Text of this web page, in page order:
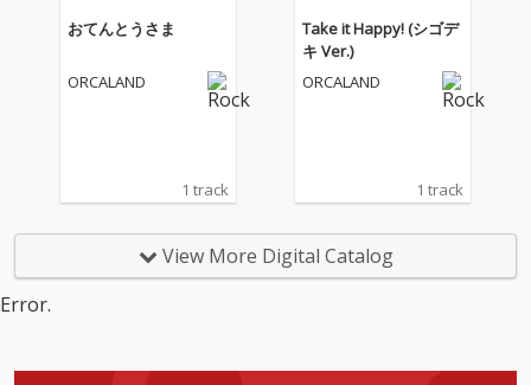
おてんとうさま
ORCALAND
1 track
Take it Happy! (シゴデ
キ Ver.)
ORCALAND
1 track
View More Digital Catalog
Error.